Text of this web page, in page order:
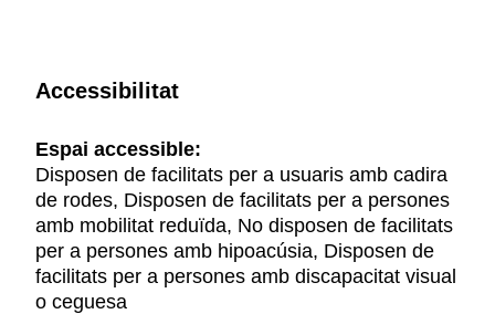
Accessibilitat
Espai accessible:
Disposen de facilitats per a usuaris amb cadira
de rodes, Disposen de facilitats per a persones
amb mobilitat reduïda, No disposen de facilitats
per a persones amb hipoacúsia, Disposen de
facilitats per a persones amb discapacitat visual
o ceguesa